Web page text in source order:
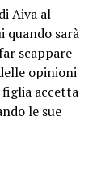
Aiva al
quando sarà
scappare
opinioni
figlia accetta
le sue